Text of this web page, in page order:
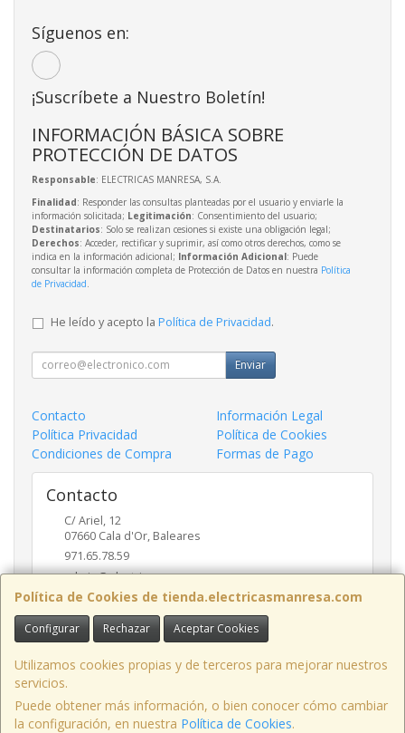
Política de Cookies de tienda.electricasmanresa.com
Configurar Rechazar Aceptar Cookies
Utilizamos cookies propias y de terceros para mejorar nuestros
servicios.
Puede obtener más información, o bien conocer cómo cambiar
la configuración, en nuestra Política de Cookies.
Síguenos en:
¡Suscríbete a Nuestro Boletín!
INFORMACIÓN BÁSICA SOBRE
PROTECCIÓN DE DATOS
Responsable: ELECTRICAS MANRESA, S.A.
Finalidad: Responder las consultas planteadas por el usuario y enviarle la
información solicitada; Legitimación: Consentimiento del usuario;
Destinatarios: Solo se realizan cesiones si existe una obligación legal;
Derechos: Acceder, rectificar y suprimir, así como otros derechos, como se
indica en la información adicional; Información Adicional: Puede
consultar la información completa de Protección de Datos en nuestra Política
de Privacidad.
He leído y acepto la Política de Privacidad.
Enviar
Contacto
Información Legal
Política Privacidad
Política de Cookies
Condiciones de Compra
Formas de Pago
Contacto
C/ Ariel, 12
07660 Cala d'Or, Baleares
971.65.78.59
admin@electricasmanresa.com
Horario
9:00 - 13:30 / 15:30 - 19:00
, , , , España. - C.I.F.: A07111495 - Tfno: